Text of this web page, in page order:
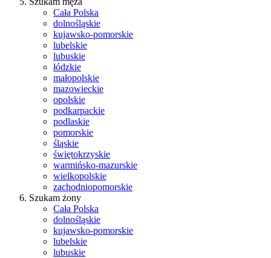
Cała Polska
dolnośląskie
kujawsko-pomorskie
lubelskie
lubuskie
łódzkie
małopolskie
mazowieckie
opolskie
podkarpackie
podlaskie
pomorskie
śląskie
świętokrzyskie
warmińsko-mazurskie
wielkopolskie
zachodniopomorskie
Szukam żony
Cała Polska
dolnośląskie
kujawsko-pomorskie
lubelskie
lubuskie